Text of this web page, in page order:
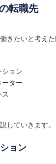
転職先
きたいと考え
ョン
ター
していきます。
ョン